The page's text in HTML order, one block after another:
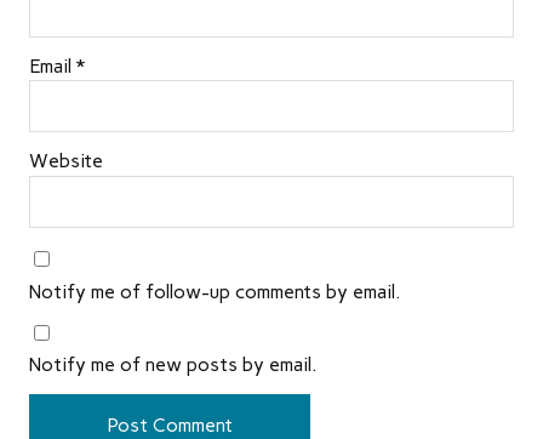
Email *
Website
Notify me of follow-up comments by email.
Notify me of new posts by email.